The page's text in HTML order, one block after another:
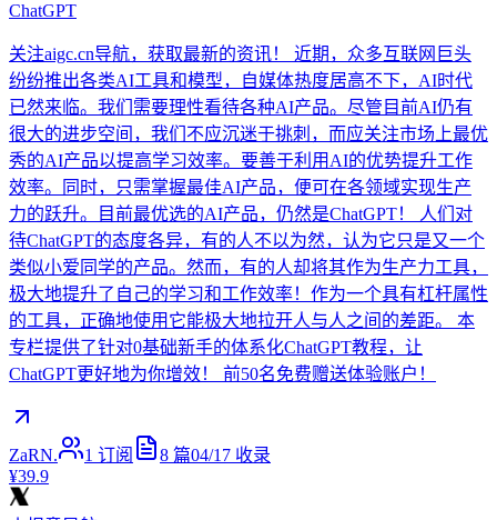
ChatGPT
关注aigc.cn导航，获取最新的资讯！ 近期，众多互联网巨头
纷纷推出各类AI工具和模型，自媒体热度居高不下，AI时代
已然来临。我们需要理性看待各种AI产品。尽管目前AI仍有
很大的进步空间，我们不应沉迷于挑刺，而应关注市场上最优
秀的AI产品以提高学习效率。要善于利用AI的优势提升工作
效率。同时，只需掌握最佳AI产品，便可在各领域实现生产
力的跃升。目前最优选的AI产品，仍然是ChatGPT！ 人们对
待ChatGPT的态度各异，有的人不以为然，认为它只是又一个
类似小爱同学的产品。然而，有的人却将其作为生产力工具，
极大地提升了自己的学习和工作效率！作为一个具有杠杆属性
的工具，正确地使用它能极大地拉开人与人之间的差距。 本
专栏提供了针对0基础新手的体系化ChatGPT教程，让
ChatGPT更好地为你增效！ 前50名免费赠送体验账户！
ZaRN. 1 订阅 8 篇04/17 收录
¥39.9